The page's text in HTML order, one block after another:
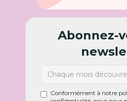
Abonnez-
Conformément à notre